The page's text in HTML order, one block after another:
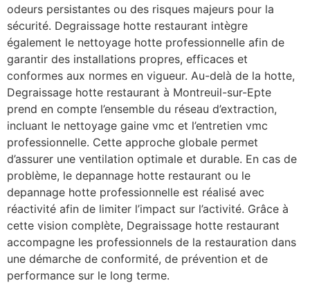
odeurs persistantes ou des risques majeurs pour la
sécurité. Degraissage hotte restaurant intègre
également le nettoyage hotte professionnelle afin de
garantir des installations propres, efficaces et
conformes aux normes en vigueur. Au-delà de la hotte,
Degraissage hotte restaurant à Montreuil-sur-Epte
prend en compte l’ensemble du réseau d’extraction,
incluant le nettoyage gaine vmc et l’entretien vmc
professionnelle. Cette approche globale permet
d’assurer une ventilation optimale et durable. En cas de
problème, le depannage hotte restaurant ou le
depannage hotte professionnelle est réalisé avec
réactivité afin de limiter l’impact sur l’activité. Grâce à
cette vision complète, Degraissage hotte restaurant
accompagne les professionnels de la restauration dans
une démarche de conformité, de prévention et de
performance sur le long terme.